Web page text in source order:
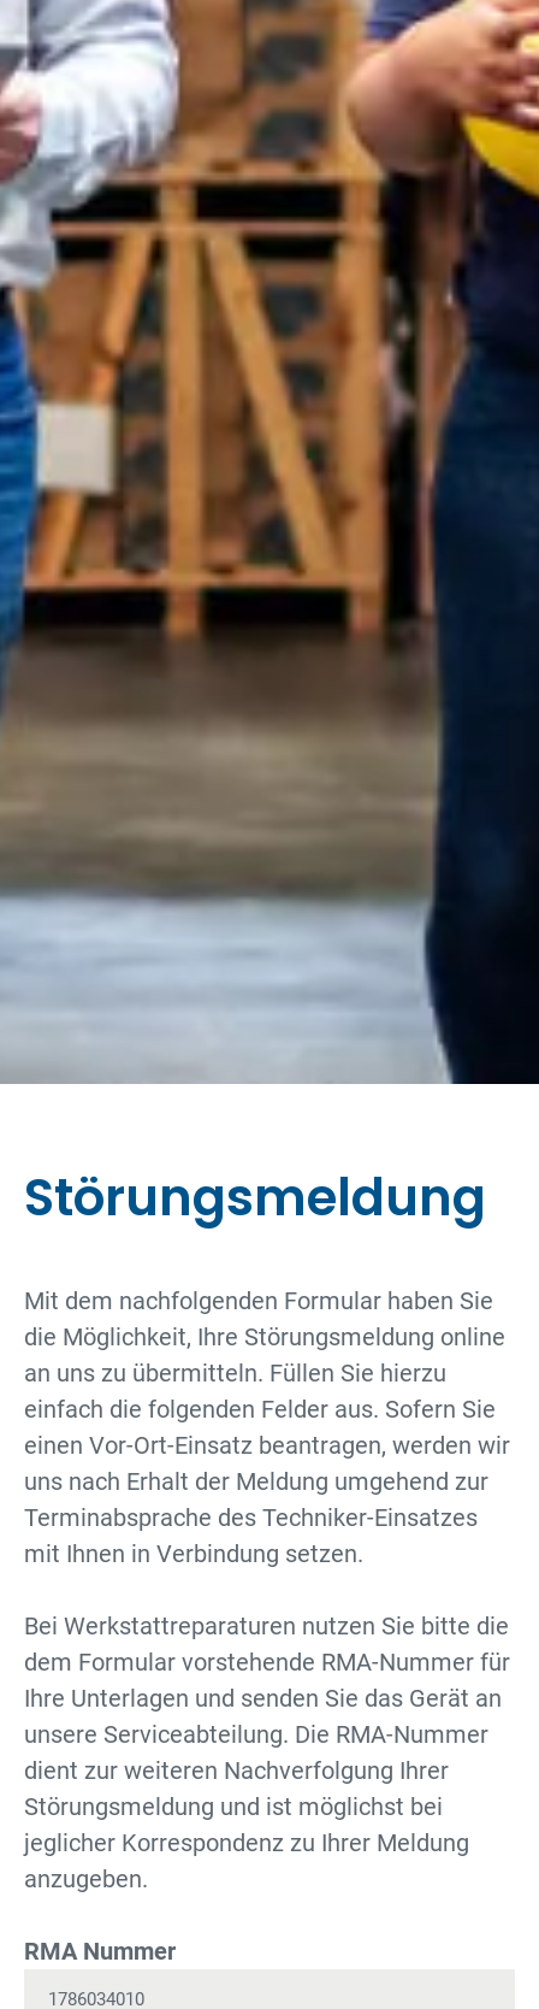
Störungs­meldung
Mit dem nachfolgenden Formular haben Sie
die Möglichkeit, Ihre Störungsmeldung online
an uns zu übermitteln. Füllen Sie hierzu
einfach die folgenden Felder aus. Sofern Sie
einen Vor-Ort-Einsatz beantragen, werden wir
uns nach Erhalt der Meldung umgehend zur
Terminabsprache des Techniker-Einsatzes
mit Ihnen in Verbindung setzen.
Bei Werkstattreparaturen nutzen Sie bitte die
dem Formular vorstehende RMA-Nummer für
Ihre Unterlagen und senden Sie das Gerät an
unsere Serviceabteilung. Die RMA-Nummer
dient zur weiteren Nachverfolgung Ihrer
Störungsmeldung und ist möglichst bei
jeglicher Korrespondenz zu Ihrer Meldung
anzugeben.
RMA Nummer